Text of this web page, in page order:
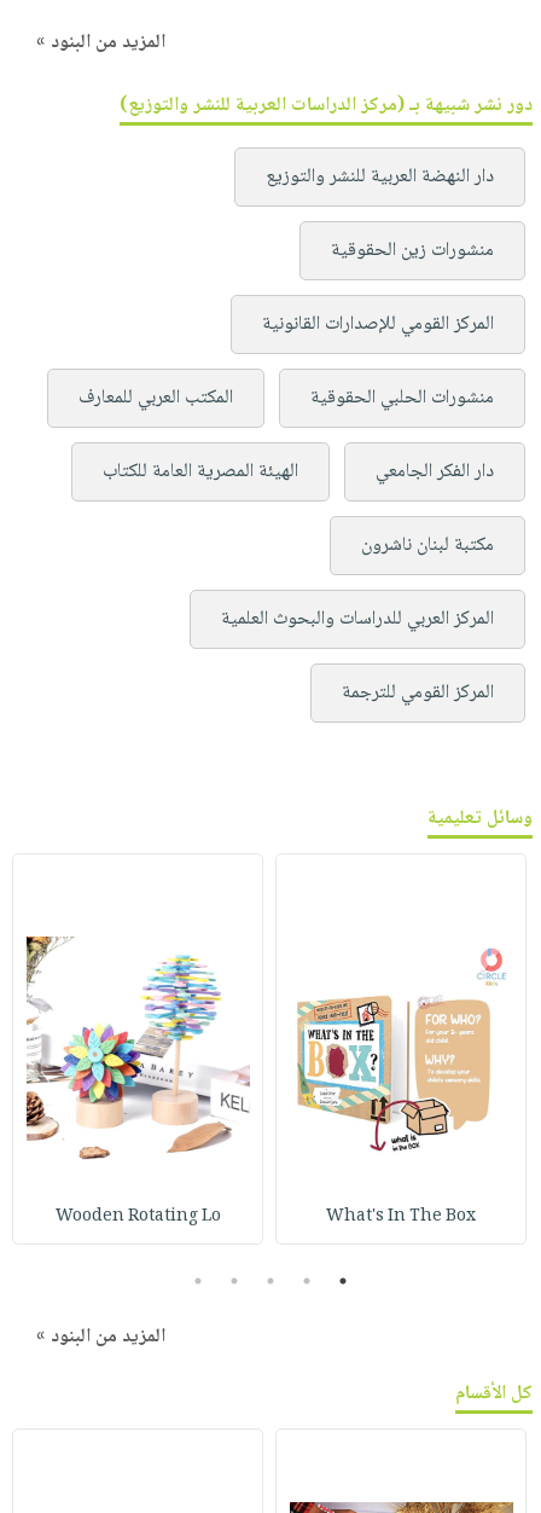
المزيد من البنود »
دور نشر شبيهة بـ (مركز الدراسات العربية للنشر والتوزيع)
دار النهضة العربية للنشر والتوزيع
منشورات زين الحقوقية
المركز القومي للإصدارات القانونية
منشورات الحلبي الحقوقية المكتب العربي للمعارف
دار الفكر الجامعي الهيئة المصرية العامة للكتاب
مكتبة لبنان ناشرون
المركز العربي للدراسات والبحوث العلمية
المركز القومي للترجمة
وسائل تعليمية
What's In The Box
Wooden Rotating Lo
1
2
3
4
5
المزيد من البنود »
كل الأقسام